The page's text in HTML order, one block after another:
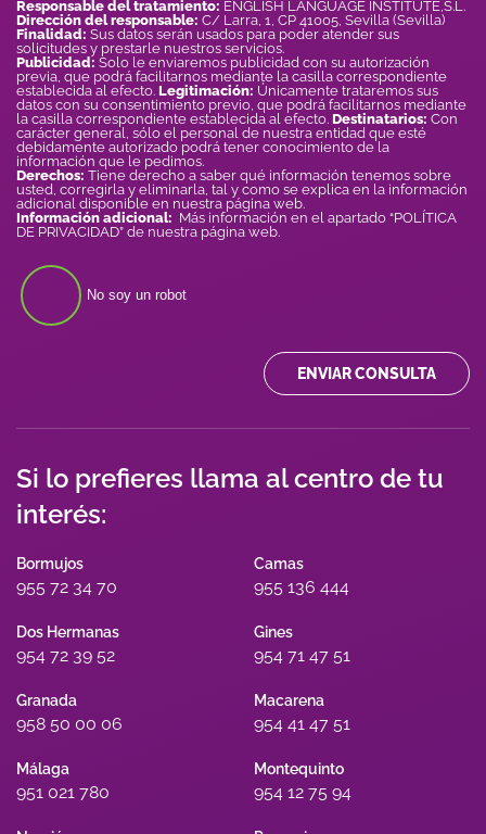
Responsable del tratamiento: ENGLISH LANGUAGE INSTITUTE,S.L.
Dirección del responsable: C/ Larra, 1, CP 41005, Sevilla (Sevilla)
Finalidad: Sus datos serán usados para poder atender sus
solicitudes y prestarle nuestros servicios.
Publicidad: Solo le enviaremos publicidad con su autorización
previa, que podrá facilitarnos mediante la casilla correspondiente
establecida al efecto. Legitimación: Únicamente trataremos sus
datos con su consentimiento previo, que podrá facilitarnos mediante
la casilla correspondiente establecida al efecto. Destinatarios: Con
carácter general, sólo el personal de nuestra entidad que esté
debidamente autorizado podrá tener conocimiento de la
información que le pedimos.
Derechos: Tiene derecho a saber qué información tenemos sobre
usted, corregirla y eliminarla, tal y como se explica en la información
adicional disponible en nuestra página web.
Información adicional: Más información en el apartado “POLÍTICA
DE PRIVACIDAD” de nuestra página web.
No soy un robot
ENVIAR CONSULTA
Si lo prefieres llama al centro de tu
interés:
Bormujos
955 72 34 70
Camas
955 136 444
Dos Hermanas
954 72 39 52
Gines
954 71 47 51
Granada
958 50 00 06
Macarena
954 41 47 51
Málaga
951 021 780
Montequinto
954 12 75 94